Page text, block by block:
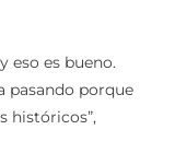
eso es bueno.
pasando porque
históricos”,